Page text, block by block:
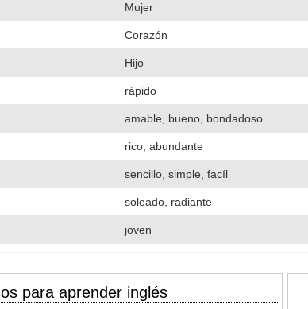
Mujer
Corazón
Hijo
rápido
amable, bueno, bondadoso
rico, abundante
sencillo, simple, facíl
soleado, radiante
joven
para aprender inglés